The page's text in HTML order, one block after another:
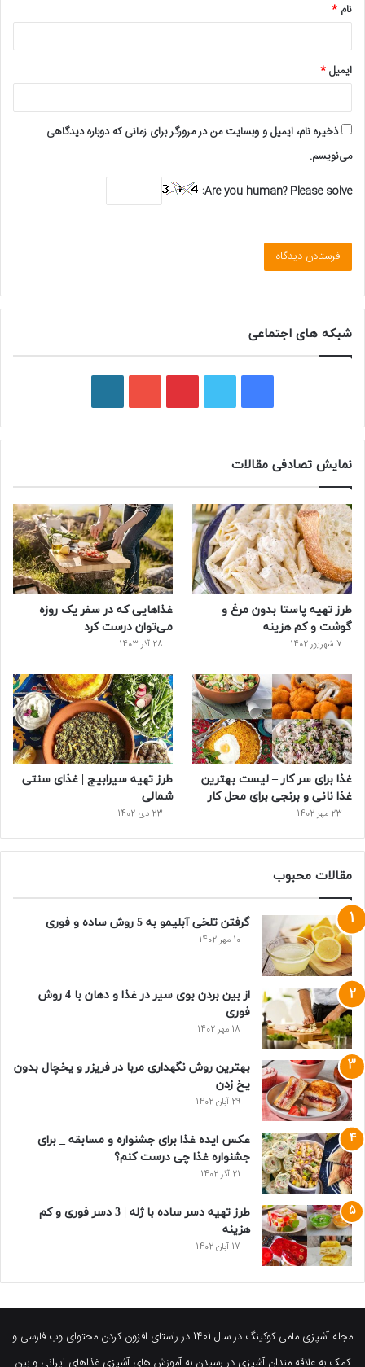
نام *
ایمیل*
ذخیره نام، ایمیل و وبسایت من در مرورگر برای زمانی که دوباره دیدگاهی
می‌نویسم.
Are you human? Please solve:
شبکه های اجتماعی
ی
س
ب
و
ک
و
ی
ت
ر
ی
ت
ر
ی
س
ت
و
ی
و
ب
ر
پ
ر
س
نمایش تصادفی مقالات
طرز تهیه پاستا بدون مرغ و
گوشت و کم هزینه
7 شهریور 1402
غذاهایی که در سفر یک روزه
می‌توان درست کرد
28 آذر 1403
غذا برای سر کار – لیست بهترین
غذا نانی و برنجی برای محل کار
23 مهر 1402
طرز تهیه سیرابیج | غذای سنتی
شمالی
23 دی 1402
مقالات محبوب
گرفتن تلخی آبلیمو به 5 روش ساده و فوری
10 مهر 1402
از بین بردن بوی سیر در غذا و دهان با 4 روش
فوری
18 مهر 1402
بهترین روش نگهداری مربا در فریزر و یخچال بدون
یخ زدن
29 آبان 1402
عکس ایده غذا برای جشنواره و مسابقه _ برای
جشنواره غذا چی درست کنم؟
21 آذر 1402
طرز تهیه دسر ساده با ژله | 3 دسر فوری و کم
هزینه
17 آبان 1402
مجله آشپزی مامی کوکینگ در سال 1401 در راستای افزون کردن محتوای وب فارسی و
کمک به علاقه مندان آشپزی در رسیدن به آموزش های آشپزی غذاهای ایرانی و بین